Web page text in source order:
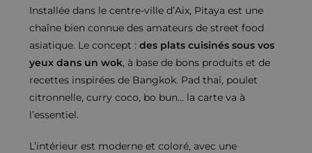
Installée dans le centre-ville d’Aix, Pitaya est une
chaîne bien connue des amateurs de street food
asiatique. Le concept :des plats cuisinés sous vos
yeux dans un wok, à base de bons produits et de
recettes inspirées de Bangkok. Pad thaï, poulet
citronnelle, curry coco, bo bun… la carte va à
l’essentiel.
L’intérieur est moderne et coloré, avec une